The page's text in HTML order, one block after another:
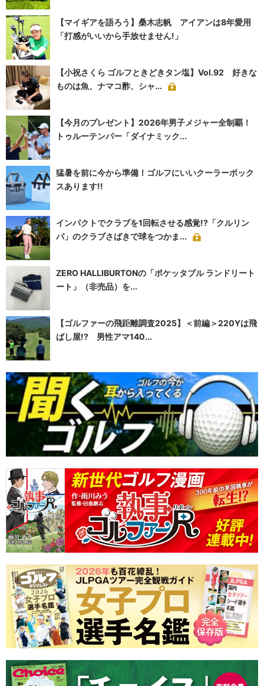
【マイギアを語ろう】桑木志帆 アイアンは8年愛用
「打感がいいから手放せません!」
【小祝さくら ゴルフときどきタン塩】Vol.92 好きな
ものは魚、ナマコ酢、シャ...
【今月のプレゼント】2026年男子メジャー全制覇！
トゥルーテンパー「ダイナミック...
猛暑を前に今から準備！ゴルフにいいクーラーボック
スあります!!
インパクトでクラブを1回転させる感覚!?「クルリン
パ」のクラブさばきで球をつかま...
ZERO HALLIBURTONの「ポケッタブル ランドリート
ート」（非売品）を...
【ゴルファーの飛距離調査2025】＜前編＞220Yは飛
ばし屋!? 男性アマ140...